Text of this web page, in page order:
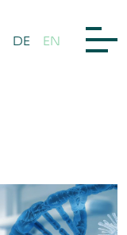
DE EN